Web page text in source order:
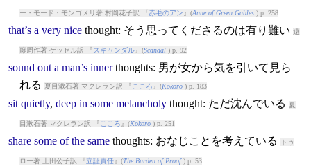
ー・モード・モンゴメリ著 村岡花子訳 『赤毛のアン 』(Anne of Green Gables) p. 258
that’s a very nice thought: そう思ってくださるのは有り難い 遠
藤周作著 ゲッセル訳 『スキャンダル』(Scandal) p. 92
sound out a man’s inner thoughts: 男が女から気を引いて見ら
れる
夏目漱石著 マクレラン訳 『 こころ 』(Kokoro) p. 183
sit quietly, deep in some melancholy thought: ただ沈んでいる 夏
目漱石著 マクレラン訳 『 こころ 』(Kokoro) p. 251
share some of the same thoughts: おなじことを考えている トゥ
ロー著 上田公子訳 『立証責任』(The Burden of Proof) p. 53